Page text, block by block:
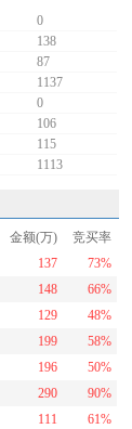
0
138
87
1137
0
106
115
1113
金额(万)
竞买率
137
73%
148
66%
129
48%
199
58%
196
50%
290
90%
111
61%